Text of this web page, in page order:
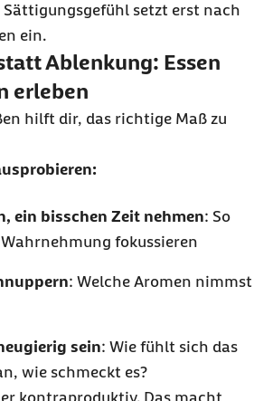
Sättigungsgefühl setzt erst nach
ein.
Ablenkung: Essen
erleben
hilft dir, das richtige Maß zu
ein bisschen Zeit nehmen: So
fokussieren
: Welche Aromen nimmst
sein: Wie fühlt sich das
wie schmeckt es?
kontraproduktiv. Das macht